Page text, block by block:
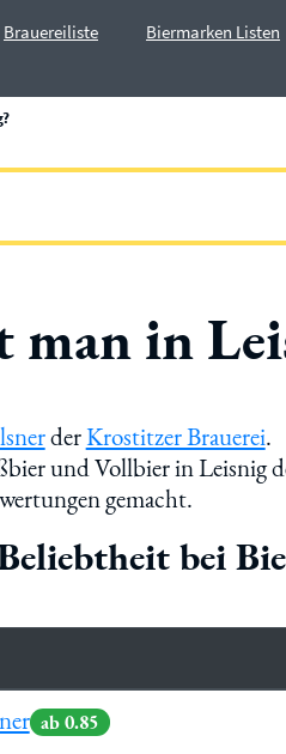
Brauereiliste Biermarken Listen
in
derKrostitzer Brauerei.
und Vollbier in Leisnig
gemacht.
bei
ab 0.85